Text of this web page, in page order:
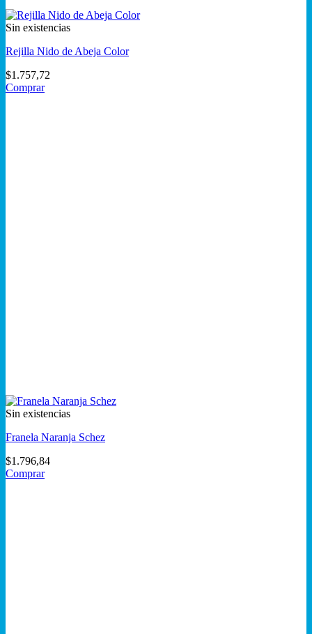
Sin existencias
Rejilla Nido de Abeja Color
$1.757,72
Comprar
Sin existencias
Franela Naranja Schez
$1.796,84
Comprar